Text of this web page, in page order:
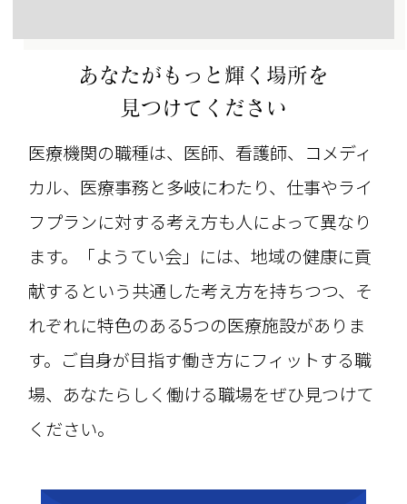
あなたがもっと輝く場所を
見つけてください
医療機関の職種は、医師、看護師、コメディ
カル、医療事務と多岐にわたり、仕事やライ
フプランに対する考え方も人によって異なり
ます。「ようてい会」には、地域の健康に貢
献するという共通した考え方を持ちつつ、そ
れぞれに特色のある5つの医療施設がありま
す。ご自身が目指す働き方にフィットする職
場、あなたらしく働ける職場をぜひ見つけて
ください。